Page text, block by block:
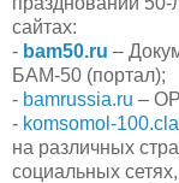
сайтах:
- bam50.ru –
БАМ-50 (портал);
- bamrussia.ru –
- komsomol-
на различных
социальных